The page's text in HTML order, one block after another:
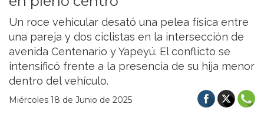
Un roce vehicular desató una pelea física entre
una pareja y dos ciclistas en la intersección de
avenida Centenario y Yapeyú. El conflicto se
intensificó frente a la presencia de su hija menor
dentro del vehículo.
Miércoles 18 de Junio de 2025